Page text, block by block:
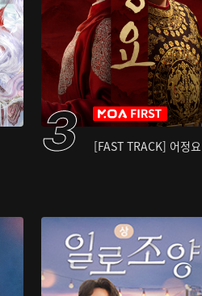
[FAST TRACK] 어정요